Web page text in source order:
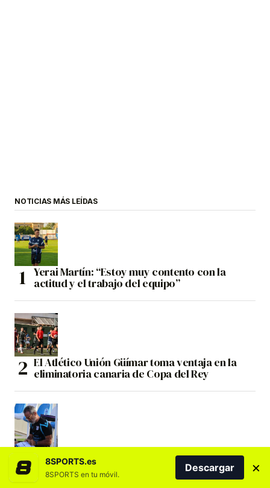
NOTICIAS MÁS LEÍDAS
Yerai Martín: “Estoy muy contento con la
actitud y el trabajo del equipo”
El Atlético Unión Güímar toma ventaja en la
eliminatoria canaria de Copa del Rey
Cervera advierte: «No vale solo con defender
bien y ser aplicado»
8SPORTS.es
8SPORTS en tu móvil.
Descargar ×